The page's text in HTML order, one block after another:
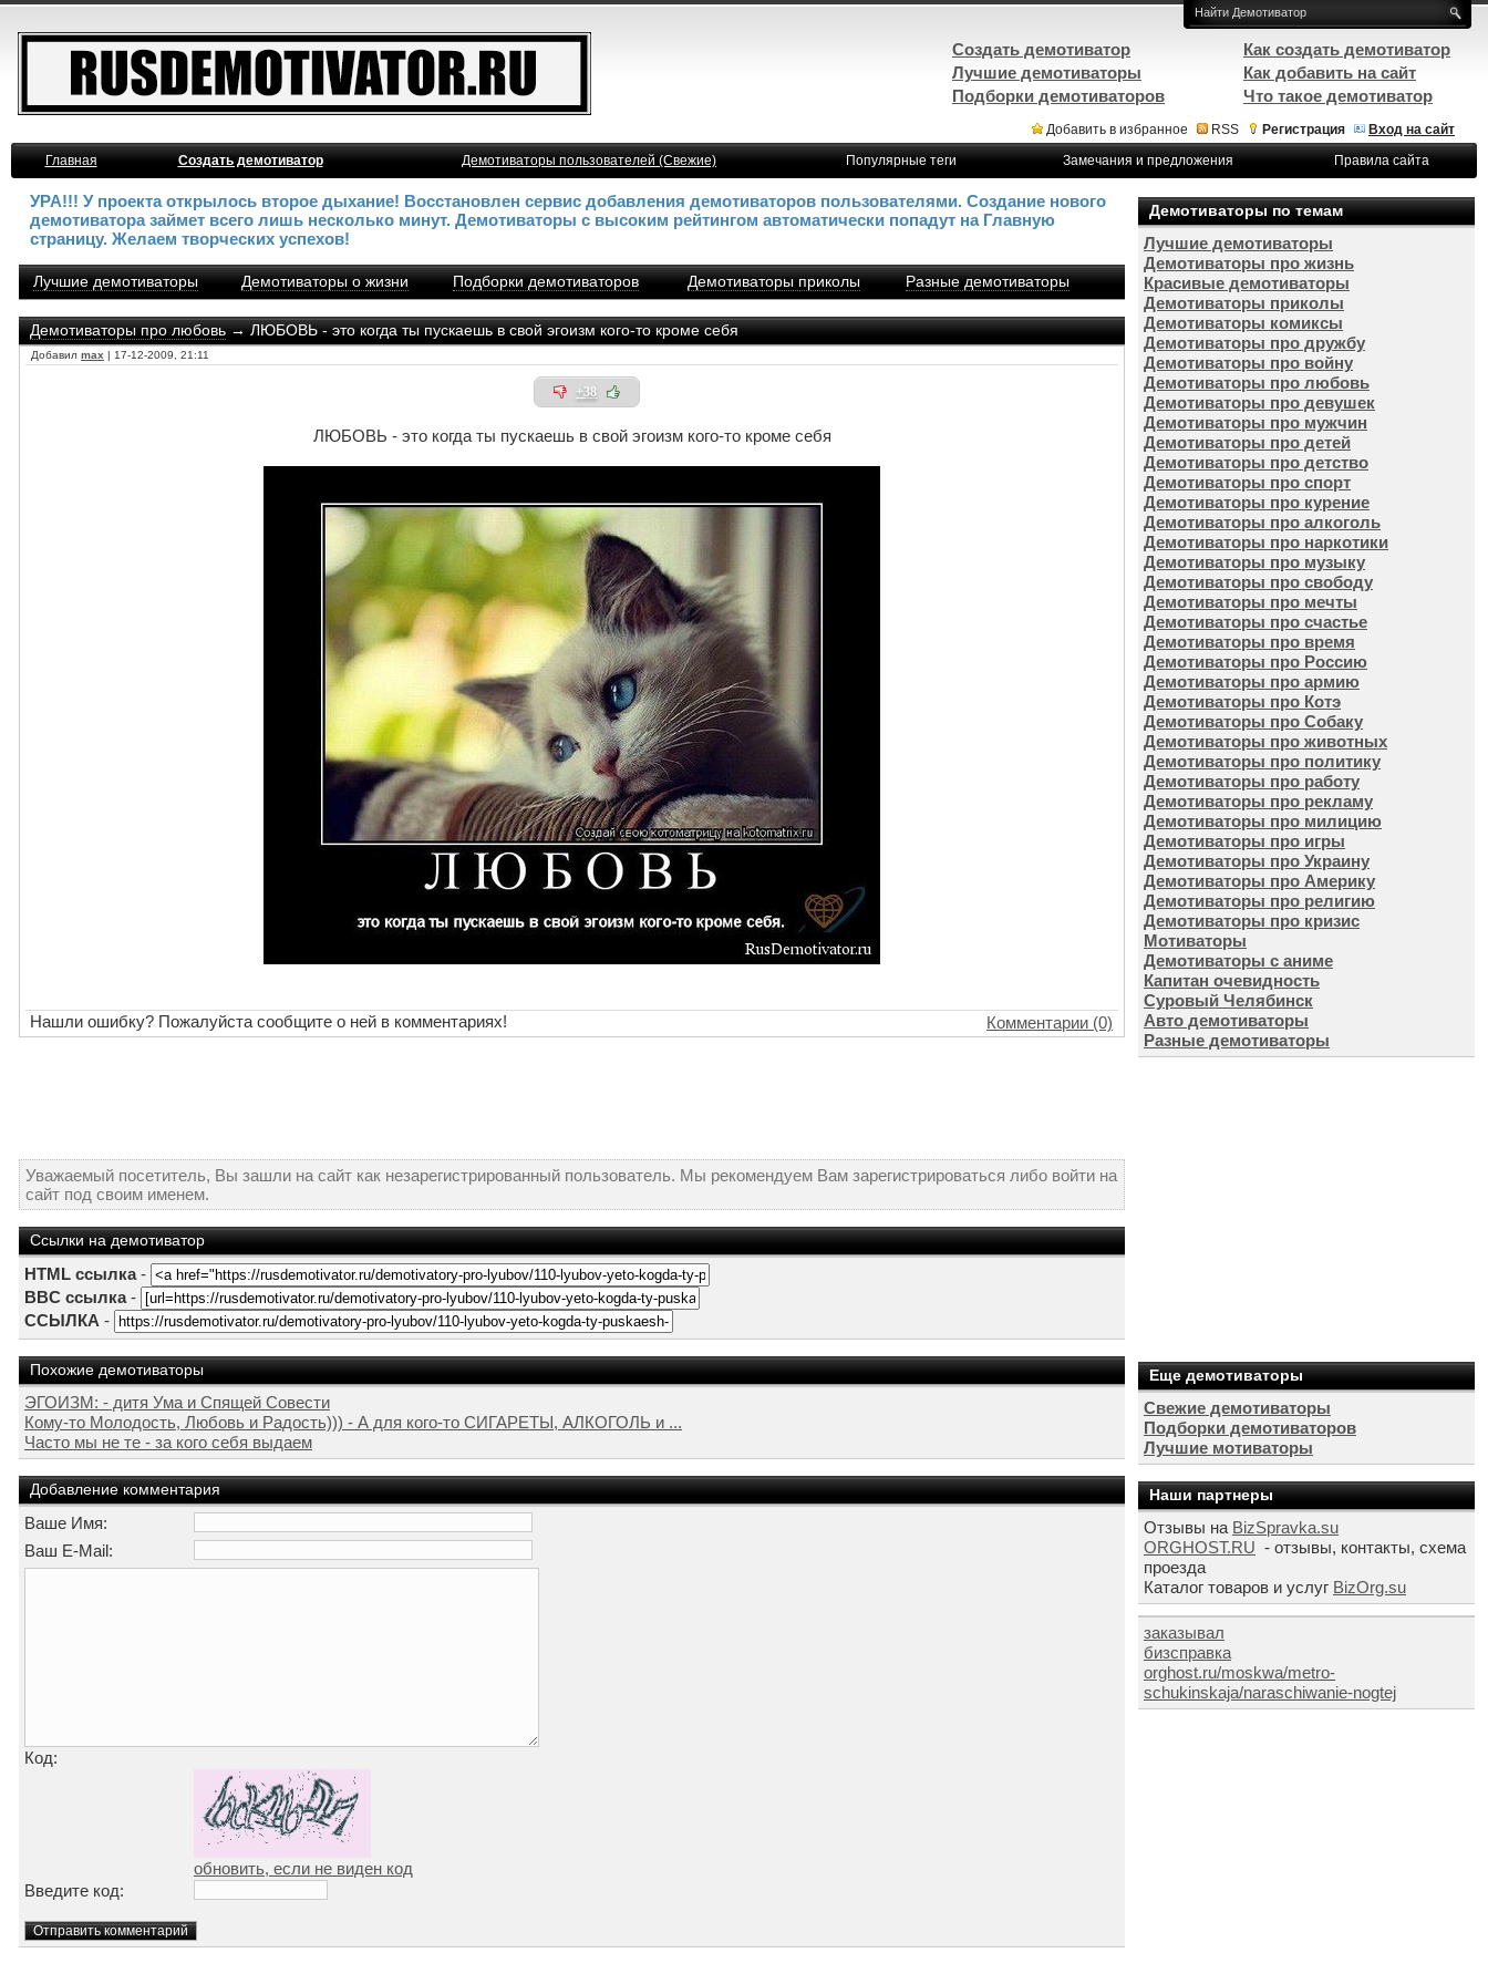
Добавить в избранное RSS Регистрация
Вход на сайт
Главная
Создать демотиватор Демотиваторы пользователей (Свежие) Популярные теги Замечания и предложения Правила сайта
УРА!!! У проекта открылось второе дыхание! Восстановлен сервис добавления демотиваторов пользователями. Создание нового
демотиватора займет всего лишь несколько минут. Демотиваторы с высоким рейтингом автоматически попадут на Главную
страницу. Желаем творческих успехов!
Лучшие демотиваторы Демотиваторы о жизни Подборки демотиваторов Демотиваторы приколы Разные демотиваторы
Демотиваторы про любовь→ ЛЮБОВЬ - это когда ты пускаешь в свой эгоизм кого-то кроме себя
Добавил max | 17-12-2009, 21:11
+38
ЛЮБОВЬ - это когда ты пускаешь в свой эгоизм кого-то кроме себя
Нашли ошибку? Пожалуйста сообщите о ней в комментариях! Комментарии (0)
Уважаемый посетитель, Вы зашли на сайт как незарегистрированный пользователь. Мы рекомендуем Вам зарегистрироваться либо войти на
сайт под своим именем.
Ссылки на демотиватор
HTML ссылка-
BBC ссылка-
ССЫЛКА -
Похожие демотиваторы
ЭГОИЗМ: - дитя Ума и Спящей Совести
Кому-то Молодость, Любовь и Радость))) - А для кого-то СИГАРЕТЫ, АЛКОГОЛЬ и ...
Часто мы не те - за кого себя выдаем
Добавление комментария
Ваше Имя:
Ваш E-Mail:
Код:
обновить, если не виден код
Введите код:
Демотиваторы по темам
Лучшие демотиваторы
Демотиваторы про жизнь
Красивые демотиваторы
Демотиваторы приколы
Демотиваторы комиксы
Демотиваторы про дружбу
Демотиваторы про войну
Демотиваторы про любовь
Демотиваторы про девушек
Демотиваторы про мужчин
Демотиваторы про детей
Демотиваторы про детство
Демотиваторы про спорт
Демотиваторы про курение
Демотиваторы про алкоголь
Демотиваторы про наркотики
Демотиваторы про музыку
Демотиваторы про свободу
Демотиваторы про мечты
Демотиваторы про счастье
Демотиваторы про время
Демотиваторы про Россию
Демотиваторы про армию
Демотиваторы про Котэ
Демотиваторы про Собаку
Демотиваторы про животных
Демотиваторы про политику
Демотиваторы про работу
Демотиваторы про рекламу
Демотиваторы про милицию
Демотиваторы про игры
Демотиваторы про Украину
Демотиваторы про Америку
Демотиваторы про религию
Демотиваторы про кризис
Мотиваторы
Демотиваторы с аниме
Капитан очевидность
Суровый Челябинск
Авто демотиваторы
Разные демотиваторы
Еще демотиваторы
Свежие демотиваторы
Подборки демотиваторов
Лучшие мотиваторы
Наши партнеры
Отзывы на BizSpravka.su
ORGHOST.RU - отзывы, контакты, схема
проезда
Каталог товаров и услуг BizOrg.su
заказывал
бизсправка
orghost.ru/moskwa/metro-
schukinskaja/naraschiwanie-nogtej
Создать демотиватор
Лучшие демотиваторы
Подборки демотиваторов
Как создать демотиватор
Как добавить на сайт
Что такое демотиватор